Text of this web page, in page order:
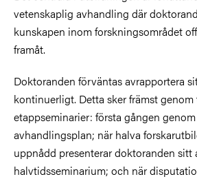
vetenskaplig avhandling där
kunskapen inom forskningsområdet
framåt.
Doktoranden förväntas avrapportera
kontinuerligt. Detta sker främst
etappseminarier: första gången
avhandlingsplan; när halva
uppnådd presenterar doktoranden sitt
halvtidsseminarium; och när